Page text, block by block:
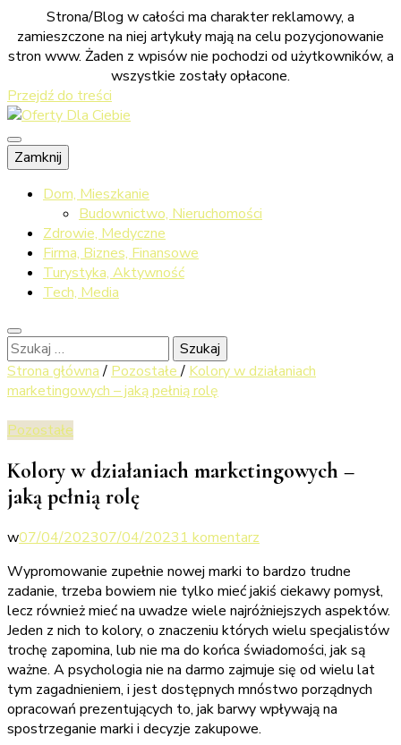
Strona/Blog w całości ma charakter reklamowy, a
zamieszczone na niej artykuły mają na celu pozycjonowanie
stron www. Żaden z wpisów nie pochodzi od użytkowników, a
wszystkie zostały opłacone.
Przejdź do treści
Oferty Dla
Ciebie
Sprawdź co dla ciebie przygotowaliśmy
Zamknij
Dom, Mieszkanie
Budownictwo, Nieruchomości
Zdrowie, Medyczne
Firma, Biznes, Finansowe
Turystyka, Aktywność
Tech, Media
Szukaj:
Strona główna / Pozostałe/ Kolory w działaniach
marketingowych – jaką pełnią rolę
Pozostałe
Kolory w działaniach marketingowych –
jaką pełnią rolę
w07/04/202307/04/20231 komentarz
w
działaniach
marketingowych
–
jaką
pełnią
rolę
Wypromowanie zupełnie nowej marki to bardzo trudne
zadanie, trzeba bowiem nie tylko mieć jakiś ciekawy pomysł,
lecz również mieć na uwadze wiele najróżniejszych aspektów.
Jeden z nich to kolory, o znaczeniu których wielu specjalistów
trochę zapomina, lub nie ma do końca świadomości, jak są
ważne. A psychologia nie na darmo zajmuje się od wielu lat
tym zagadnieniem, i jest dostępnych mnóstwo porządnych
opracowań prezentujących to, jak barwy wpływają na
spostrzeganie marki i decyzje zakupowe.